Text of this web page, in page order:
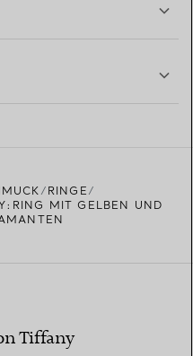
RINGE
MIT GELBEN UND
Tiffany